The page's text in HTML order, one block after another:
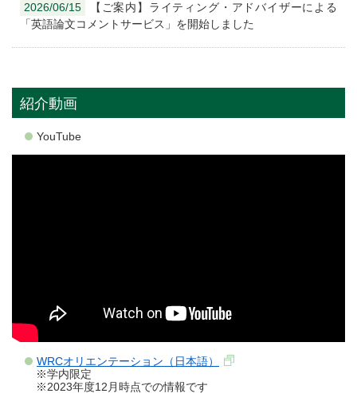
2026/06/15
【ご案内】ライティング・アドバイザーによる
「英語論文コメントサービス」を開始しました
紹介動画
YouTube
WRCオリエンテーション（日本語）
※学内限定
※2023年度12月時点での情報です